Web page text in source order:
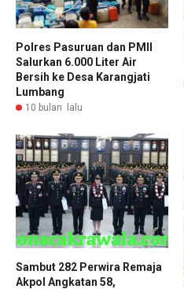
Polres Pasuruan dan PMII
Salurkan 6.000 Liter Air
Bersih ke Desa Karangjati
Lumbang
10 bulan lalu
Sambut 282 Perwira Remaja
Akpol Angkatan 58,